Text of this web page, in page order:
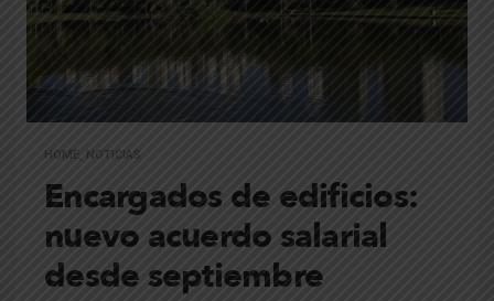
HOME NOTICIAS
Encargados de edificios:
nuevo acuerdo salarial
desde septiembre